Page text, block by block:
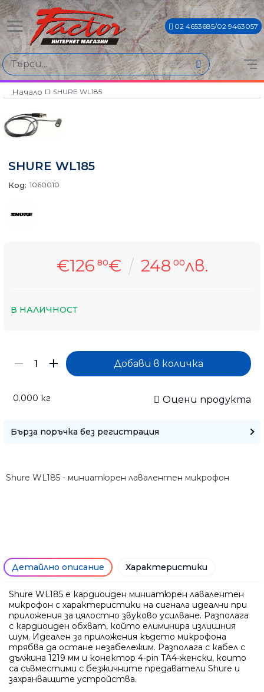
02 4653685/02 9463057
Начало SHURE WL185
SHURE WL185
Код: 1060010
€126 80€ 248 00лв.
В НАЛИЧНОСТ
0.000 кг Оцени продукта
Бърза поръчка без регистрация
Shure WL185 - миниатюрен лавалентен микрофон
Детайлно описание Характеристики
Shure WL185 е кардиоиден миниатюрен лавалентен
микрофон с характеристики на сигнала идеални при
приложения за цялостно звуково усилване. Разполага
с кардиоиден обхват, който елиминира излишния
шум. Идеален за приложения където микрофона
трябва да остане незабележим. Разполага с кабел с
дължина 1219 мм и конектор 4-pin TA4-женски, които
са съвместими с безжичните предаватели Shure и
захранващите устройства.